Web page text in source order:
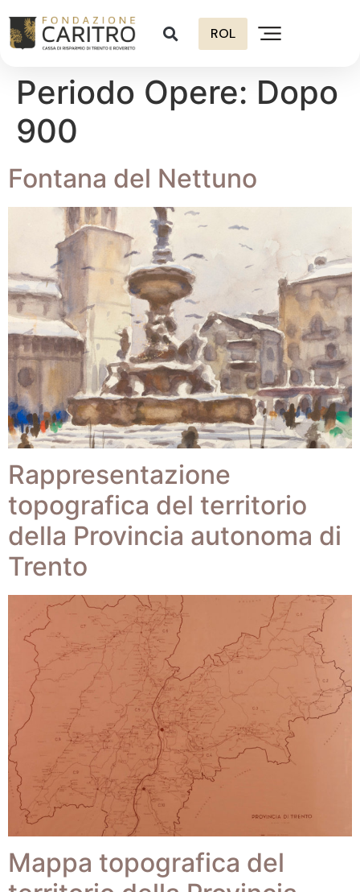
ROL
Periodo Opere: Dopo
900
Fontana del Nettuno
Rappresentazione
topografica del territorio
della Provincia autonoma di
Trento
Mappa topografica del